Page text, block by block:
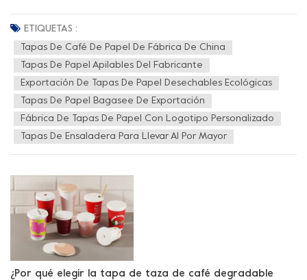
peligros ocultos en cuanto a la seguridad alimentaria y la
contaminación ambiental. El mercado actual puede
proporcionar tapas CPLA totalmente degradables y tapas
moldeadas con pulpa. y tapas de cartón compostable que se
pueden imprimir, pueden aliviar el problema actual de la
eliminación de tapas de bebidas y proteger la salud al usar
tapas ecológicas.
ETIQUETAS :
Tapas De Café De Papel De Fábrica De China
Tapas De Papel Apilables Del Fabricante
Exportación De Tapas De Papel Desechables Ecológicas
Tapas De Papel Bagasee De Exportación
Fábrica De Tapas De Papel Con Logotipo Personalizado
Tapas De Ensaladera Para Llevar Al Por Mayor
¿Por qué elegir la tapa de taza de café degradable